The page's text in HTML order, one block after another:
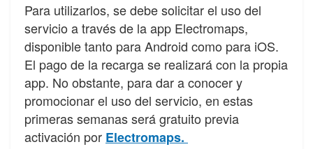
Para utilizarlos, se debe solicitar el uso del
servicio a través de la app Electromaps,
disponible tanto para Android como para iOS.
El pago de la recarga se realizará con la propia
app. No obstante, para dar a conocer y
promocionar el uso del servicio, en estas
primeras semanas será gratuito previa
activación por Electromaps.